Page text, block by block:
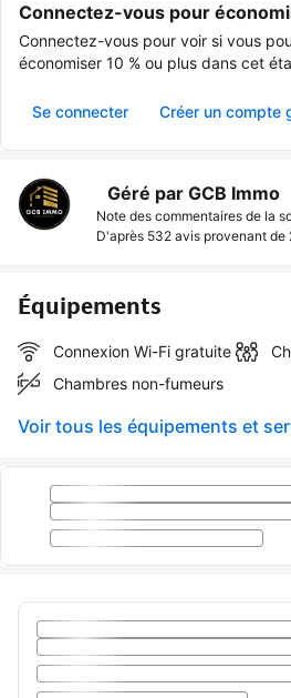
Connectez-vous pour
Connectez-vous pour voir si vous
économiser 10 % ou plus dans cet
Se connecter Créer un compte
Géré par GCB Immo
Note des commentaires de la
D'après 532 avis provenant de
Équipements
Connexion Wi-Fi gratuite
Chambres non-fumeurs
Voir tous les équipements et